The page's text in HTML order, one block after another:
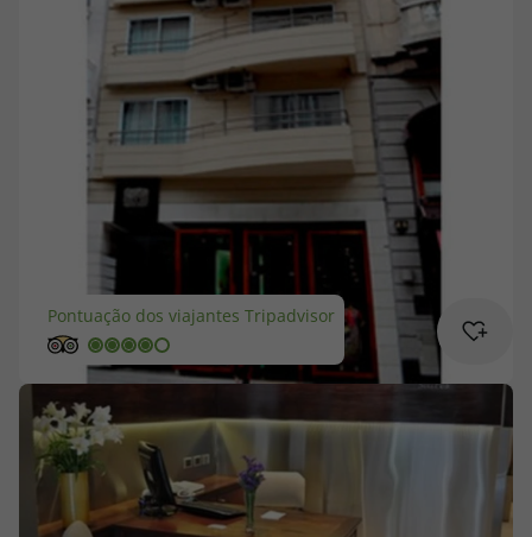
Cruzeiros
Promoções
Especialistas
Cheque Viagem
Rede de Lojas
Blog TopViagens
Área de Cliente
Pontuação dos viajantes Tripadvisor